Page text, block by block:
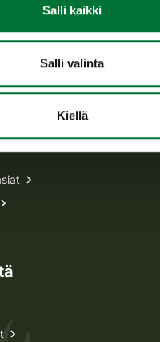
Salli kaikki
Salli valinta
Kiellä
klo 9-15.